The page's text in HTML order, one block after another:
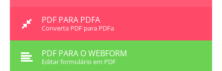
PDF PARA PDFA
Converta PDF para PDFa
PDF PARA O WEBFORM
Editar formulário em PDF